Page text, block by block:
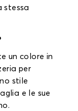
stessa
un colore in
per
stile
e le sue